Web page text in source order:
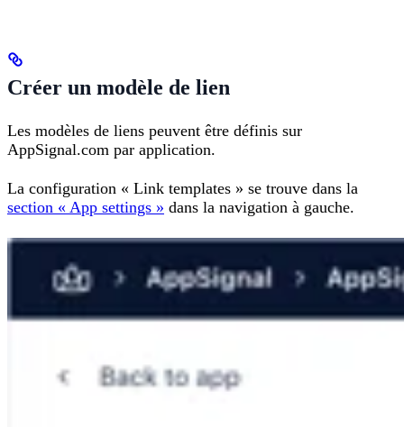
Créer un modèle de lien
Les modèles de liens peuvent être définis sur
AppSignal.com par application.
La configuration « Link templates » se trouve dans la
section « App settings » dans la navigation à gauche.